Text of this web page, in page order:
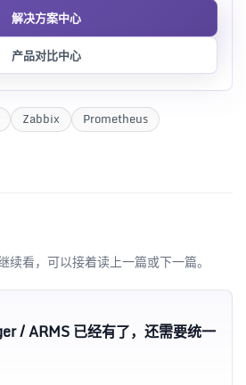
解决方案中心
产品对比中心
Zabbix
Prometheus
看，可以接着读上一篇或下一篇。
/ ARMS 已经有了，还需要统一